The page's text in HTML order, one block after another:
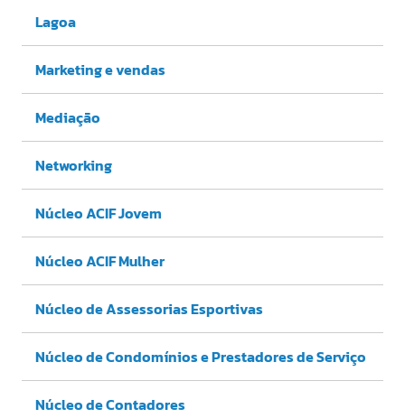
Lagoa
Marketing e vendas
Mediação
Networking
Núcleo ACIF Jovem
Núcleo ACIF Mulher
Núcleo de Assessorias Esportivas
Núcleo de Condomínios e Prestadores de Serviço
Núcleo de Contadores